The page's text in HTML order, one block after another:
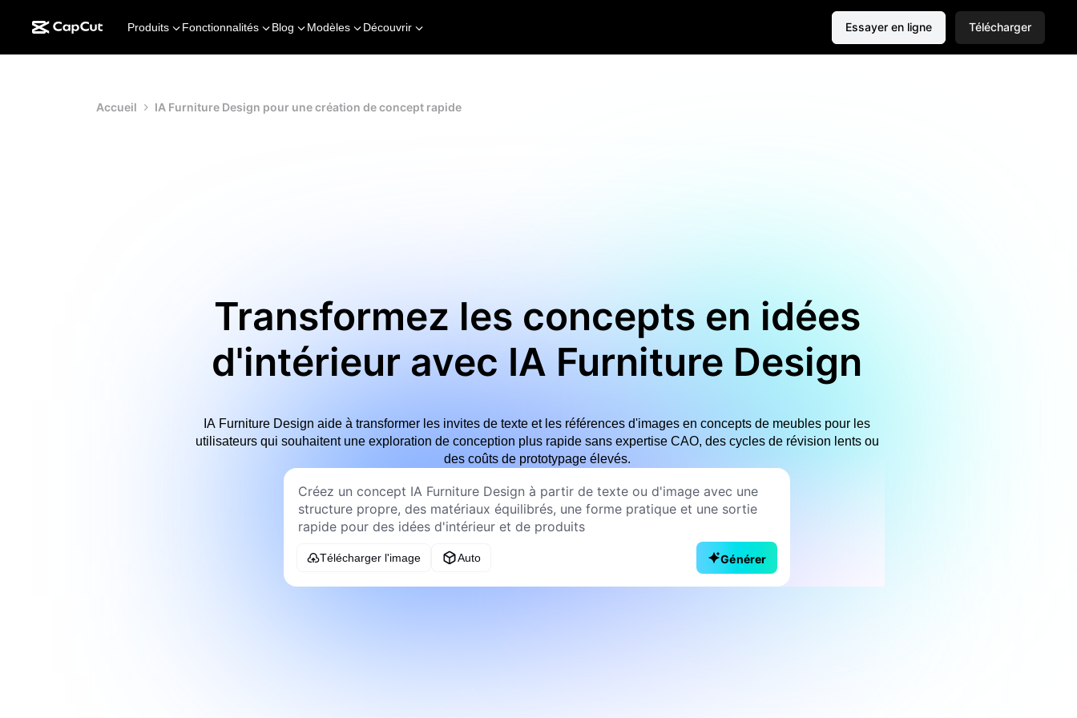
Produits Fonctionnalités Blog Modèles Découvrir Essayer en ligne Télécharger
Accueil IA Furniture Design pour une création de concept rapide
Transformez les concepts en idées
d'intérieur avec IA Furniture Design
IA Furniture Design aide à transformer les invites de texte et les références d'images en concepts de meubles pour les
utilisateurs qui souhaitent une exploration de conception plus rapide sans expertise CAO, des cycles de révision lents ou
des coûts de prototypage élevés.
Télécharger l'image Auto Générer